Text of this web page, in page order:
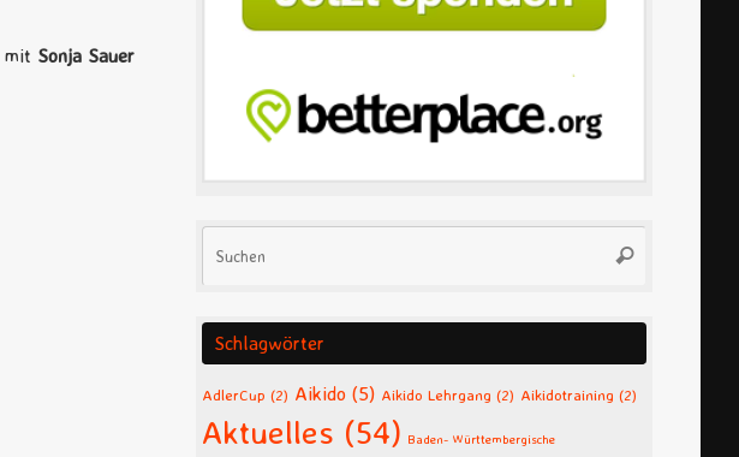
mit Sonja Sauer
Suchen
Schlagwörter
AdlerCup (2) Aikido (5) Aikido Lehrgang (2) Aikidotraining (2)
Aktuelles (54) Baden- Württembergische